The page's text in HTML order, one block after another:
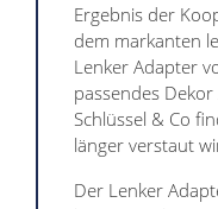
Ergebnis der
dem markanten
Lenker Adapter
passendes
Schlüssel & Co
länger verstaut
Der Lenker